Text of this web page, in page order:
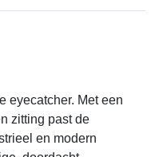
eyecatcher. Met een
zitting past de
en modern